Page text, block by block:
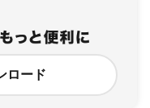
ロード